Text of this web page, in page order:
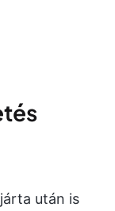
után is